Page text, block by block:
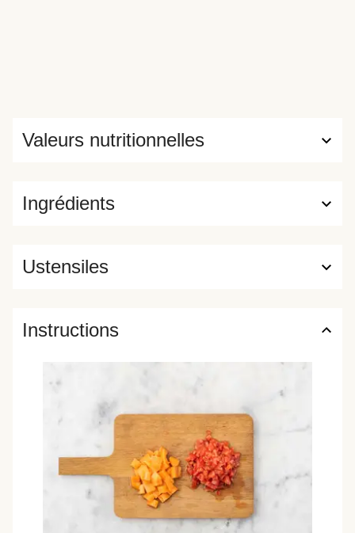
Ingrédients
Valeurs nutritionnelles
Ustensiles
Instructions